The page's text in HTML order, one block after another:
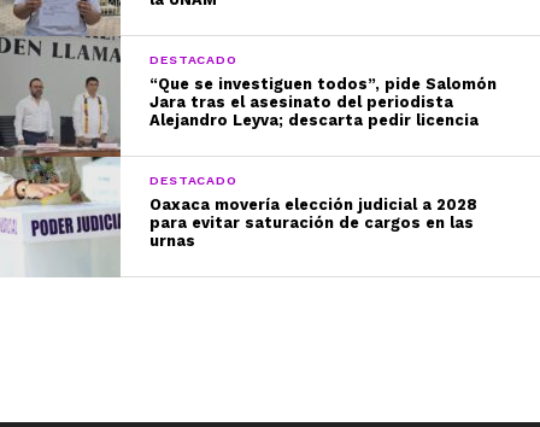
DESTACADO
“Que se investiguen todos”, pide Salomón
Jara tras el asesinato del periodista
Alejandro Leyva; descarta pedir licencia
DESTACADO
Oaxaca movería elección judicial a 2028
para evitar saturación de cargos en las
urnas